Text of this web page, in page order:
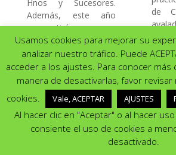
Hnos y Sucesores.
Además, este año
compartirán nuevos
proyectos ilusionantes
que están por venir.
De hecho, será en el
marco de Fruit
Attraction donde
Torres presentará una
imagen renovada y
numerosas
de
de
La
esta
Usamos cookies para mejorar su
analizar nuestro tráfico. Puede
acceder a los ajustes. Para conocer más
manera de desactivarlas, favor revisar
cookies.
Vale, ACEPTAR AJUSTES
Al hacer clic en "Aceptar" o al hacer
consiente el uso de cookies a
desactivado.
Utilizamos cookies para ofrecerte la
nuestra web.
Puedes aprender más sobre qué cookies
en los {setting]ajustes{/setting].